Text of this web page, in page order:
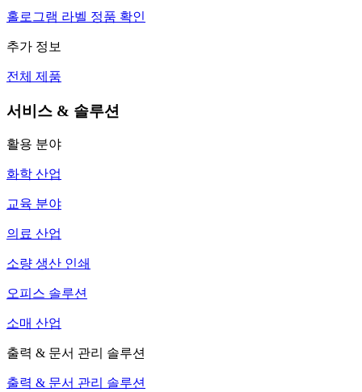
홀로그램 라벨 정품 확인
추가 정보
전체 제품
서비스 & 솔루션
활용 분야
화학 산업
교육 분야
의료 산업
소량 생산 인쇄
오피스 솔루션
소매 산업
출력 & 문서 관리 솔루션
출력 & 문서 관리 솔루션